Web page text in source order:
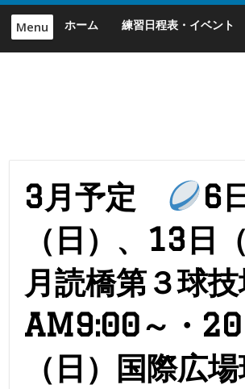
Skip
content
Menu ホーム 練習日程表・イベント
3月予定
6
（日）、13日（
月読橋第３球
AM9:00～・20
（日）国際広